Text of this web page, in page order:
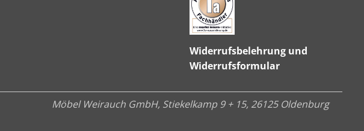
Widerrufsbelehrung und
Widerrufsformular
Möbel Weirauch GmbH, Stiekelkamp 9 + 15, 26125 Oldenburg